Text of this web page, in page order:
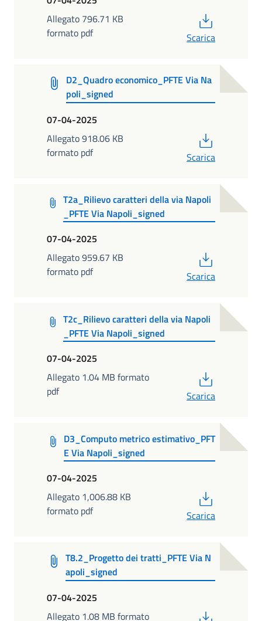
Allegato 796.71 KB
formato pdf
Scarica
D2_Quadro economico_PFTE Via Na
poli_signed
07-04-2025
Allegato 918.06 KB
formato pdf
Scarica
T2a_Rilievo caratteri della via Napoli
_PFTE Via Napoli_signed
07-04-2025
Allegato 959.67 KB
formato pdf
Scarica
T2c_Rilievo caratteri della via Napoli
_PFTE Via Napoli_signed
07-04-2025
Allegato 1.04 MB formato
pdf
Scarica
D3_Computo metrico estimativo_PFT
E Via Napoli_signed
07-04-2025
Allegato 1,006.88 KB
formato pdf
Scarica
T8.2_Progetto dei tratti_PFTE Via N
apoli_signed
07-04-2025
Allegato 1.08 MB formato